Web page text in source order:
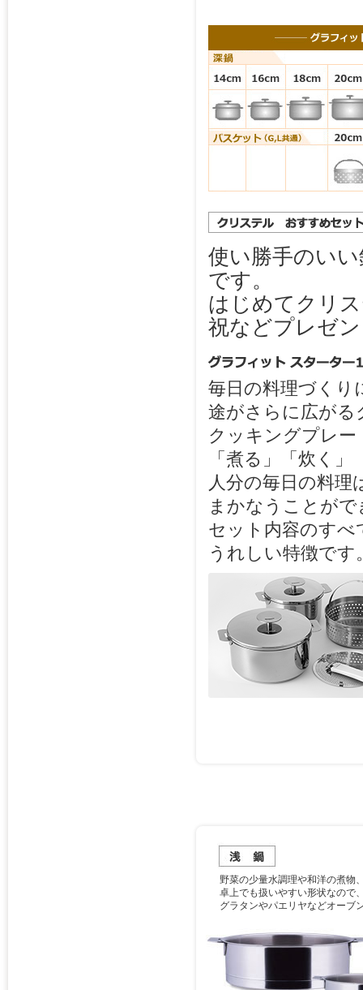
使い勝手のい
です。
はじめてクリ
祝などプレゼ
毎日の料理づくり
途がさらに広が
クッキングプレ
「煮る」「炊く
人分の毎日の料
まかなうことがで
セット内容のす
うれしい特徴です
野菜の少量水調理や和洋の煮物
卓上でも扱いやすい形状なので
グラタンやパエリヤなどオーブ